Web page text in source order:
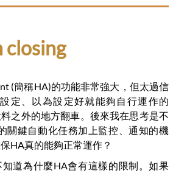
closing
(簡稱HA)的功能非常強大，但太過信
定、以為設定好就能夠自行運作的
之外的地方翻車。後來我在思考是不
關鍵自動化任務加上監控、通知的機
HA真的能夠正常運作？
道為什麼HA會有這樣的限制。如果